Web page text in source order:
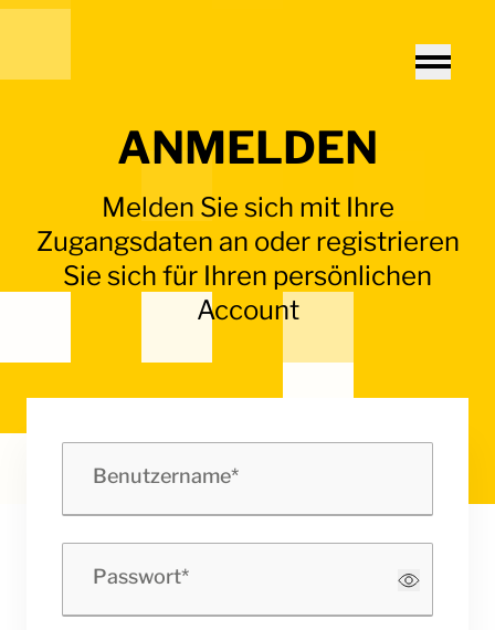
Toggle
ANMELDEN
Melden Sie sich mit Ihre
Zugangsdaten an oder registrieren
Sie sich für Ihren persönlichen
Account
Benutzername
Passwort